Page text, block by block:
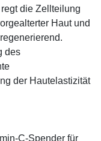
die Zellteilung
Haut und
des
der Hautelastizität
C-Spender für